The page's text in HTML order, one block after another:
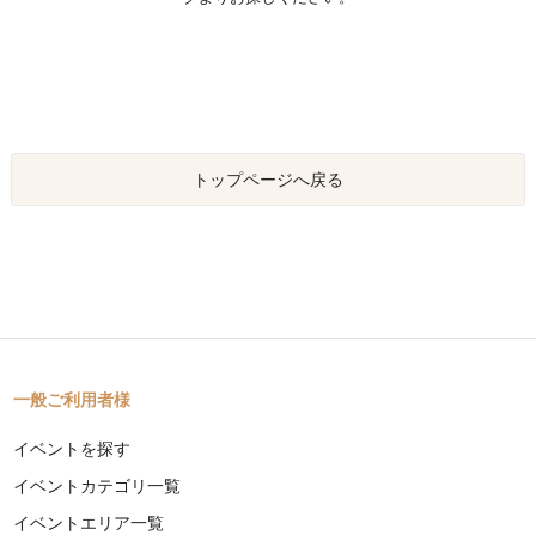
トップページへ戻る
一般ご利用者様
イベントを探す
イベントカテゴリ一覧
イベントエリア一覧